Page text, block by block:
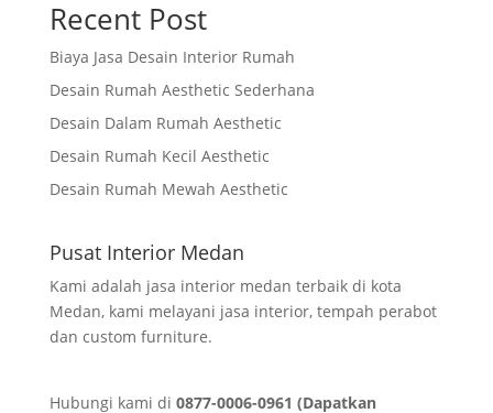
Recent Post
Biaya Jasa Desain Interior Rumah
Desain Rumah Aesthetic Sederhana
Desain Dalam Rumah Aesthetic
Desain Rumah Kecil Aesthetic
Desain Rumah Mewah Aesthetic
Pusat Interior Medan
Kami adalah jasa interior medan terbaik di kota
Medan, kami melayani jasa interior, tempah perabot
dan custom furniture.
Hubungi kami di 0877-0006-0961 (Dapatkan